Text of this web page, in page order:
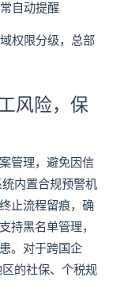
自动提醒
权限分级，总部
风险，保
管理，避免因信
内置合规预警机
止流程留痕，确
持黑名单管理，
。对于跨国企
的社保、个税规